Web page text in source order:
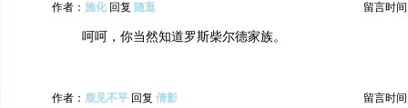
作者： 施化 回复 随逛 留言时间
呵呵，你当然知道罗斯柴尔德家族。
作者： 鹿见不平 回复 倩影 留言时间